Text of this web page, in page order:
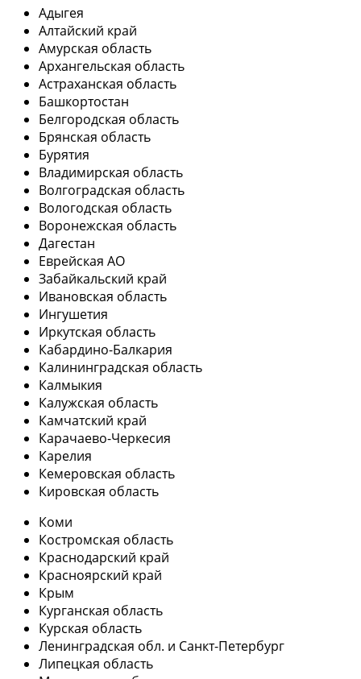
Адыгея
Алтайский край
Амурская область
Архангельская область
Астраханская область
Башкортостан
Белгородская область
Брянская область
Бурятия
Владимирская область
Волгоградская область
Вологодская область
Воронежская область
Дагестан
Еврейская АО
Забайкальский край
Ивановская область
Ингушетия
Иркутская область
Кабардино-Балкария
Калининградская область
Калмыкия
Калужская область
Камчатский край
Карачаево-Черкесия
Карелия
Кемеровская область
Кировская область
Коми
Костромская область
Краснодарский край
Красноярский край
Крым
Курганская область
Курская область
Ленинградская обл. и Санкт-Петербург
Липецкая область